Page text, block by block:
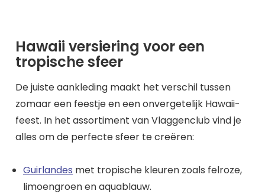
Hawaii versiering voor een
tropische sfeer
De juiste aankleding maakt het verschil tussen
zomaar een feestje en een onvergetelijk Hawaii-
feest. In het assortiment van Vlaggenclub vind je
alles om de perfecte sfeer te creëren:
Guirlandes met tropische kleuren zoals felroze,
limoengroen en aquablauw.